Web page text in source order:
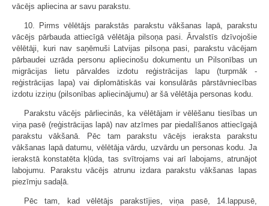
vācējs apliecina ar savu parakstu.
10. Pirms vēlētājs parakstās parakstu vākšanas lapā, parakstu
vācējs pārbauda attiecīgā vēlētāja pilsoņa pasi. Ārvalstīs dzīvojošie
vēlētāji, kuri nav saņēmuši Latvijas pilsoņa pasi, parakstu vācējam
pārbaudei uzrāda personu apliecinošu dokumentu un Pilsonības un
migrācijas lietu pārvaldes izdotu reģistrācijas lapu (turpmāk -
reģistrācijas lapa) vai diplomātiskās vai konsulārās pārstāvniecības
izdotu izziņu (pilsonības apliecinājumu) ar šā vēlētāja personas kodu.
Parakstu vācējs pārliecinās, ka vēlētājam ir vēlēšanu tiesības un
viņa pasē (reģistrācijas lapā) nav atzīmes par piedalīšanos attiecīgajā
parakstu vākšanā. Pēc tam parakstu vācējs ieraksta parakstu
vākšanas lapā datumu, vēlētāja vārdu, uzvārdu un personas kodu. Ja
ierakstā konstatēta kļūda, tas svītrojams vai arī labojams, atrunājot
labojumu. Parakstu vācējs atrunu izdara parakstu vākšanas lapas
piezīmju sadaļā.
Pēc tam, kad vēlētājs parakstījies, viņa pasē, 14.lappusē,